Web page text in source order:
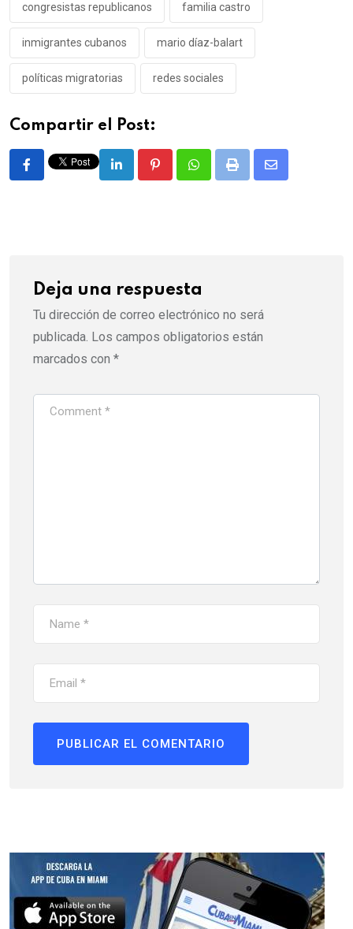
congresistas republicanos familia castro
inmigrantes cubanos mario díaz-balart
políticas migratorias redes sociales
Compartir el Post:
LinkedIn PinterestWhatsappPrint
Share
Deja una respuesta
Tu dirección de correo electrónico no será
publicada. Los campos obligatorios están
marcados con *